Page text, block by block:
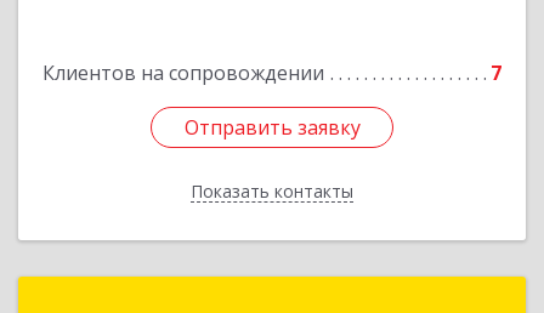
Клиентов на сопровождении 7
Отправить заявку
Показать контакты
Отправить заявку
Назад